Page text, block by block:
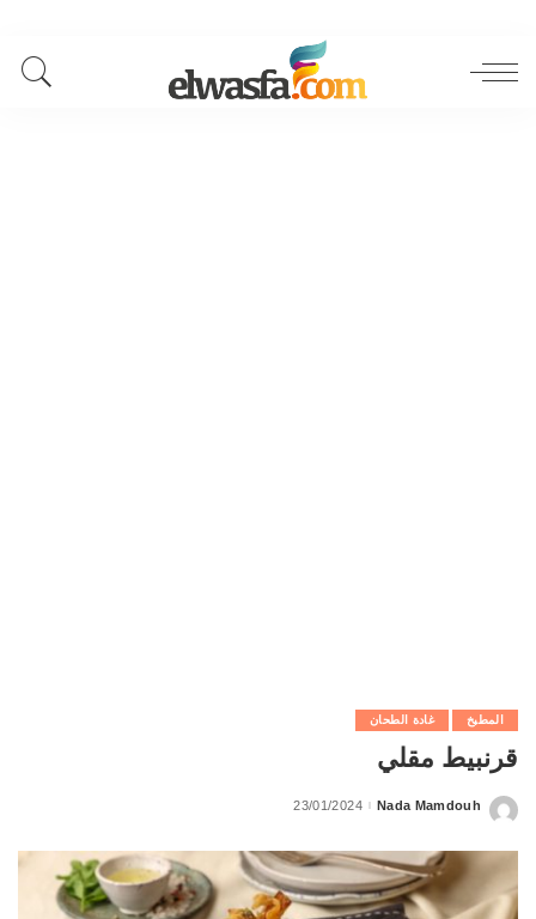
المطبخ غادة الطحان
قرنبيط مقلي
Posted
Nada Mamdouh
23/01/2024